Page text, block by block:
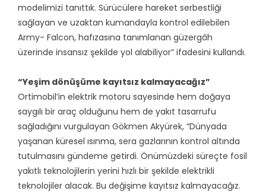
modelimizi tanıttık. Sürücülere hareket serbestliği
sağlayan ve uzaktan kumandayla kontrol edilebilen
Army- Falcon, hafızasına tanımlanan güzergâh
üzerinde insansız şekilde yol alabiliyor” ifadesini kullandı.
“Yeşim dönüşüme kayıtsız kalmayacağız”
Ortimobil’in elektrik motoru sayesinde hem doğaya
saygılı bir araç olduğunu hem de yakıt tasarrufu
sağladığını vurgulayan Gökmen Akyürek, “Dünyada
yaşanan küresel ısınma, sera gazlarının kontrol altında
tutulmasını gündeme getirdi. Önümüzdeki süreçte fosil
yakıtlı teknolojilerin yerini hızlı bir şekilde elektrikli
teknolojiler alacak. Bu değişime kayıtsız kalmayacağız.